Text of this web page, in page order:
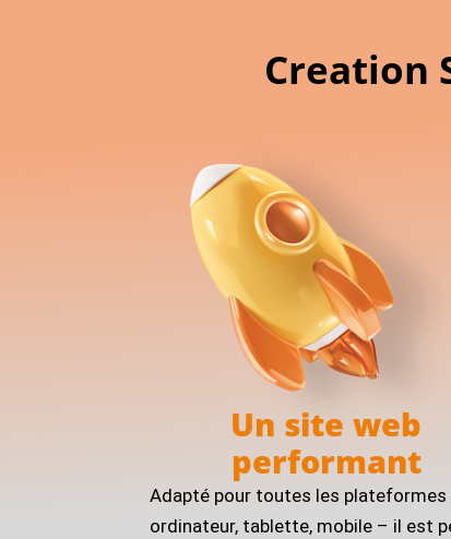
Creation
Un site web
performant
Adapté pour toutes les plateformes
ordinateur, tablette, mobile – il est